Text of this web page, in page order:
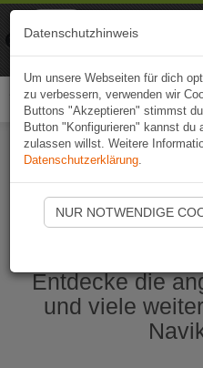
Naviki
Entdecke die
und viele
Datenschutzhinweis
Um unsere Webseiten für dich
zu verbessern, verwenden wir
Buttons "Akzeptieren" stimmst
Button "Konfigurieren" kannst du
zulassen willst. Weitere
Datenschutzerklärung.
NUR NOTWENDIGE
Naviki